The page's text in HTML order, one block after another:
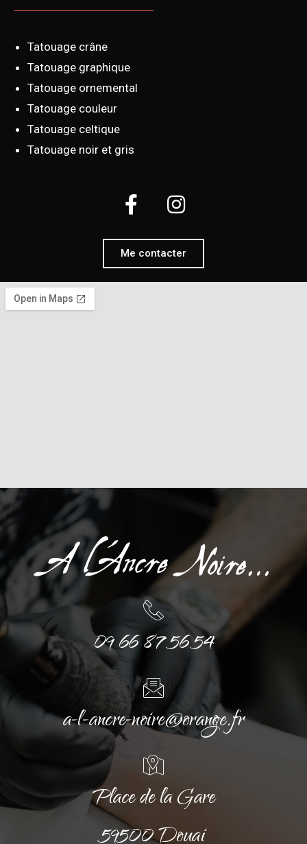
Tatouage crâne
Tatouage graphique
Tatouage ornemental
Tatouage couleur
Tatouage celtique
Tatouage noir et gris
Me contacter
09 66 87 56 54
a-l-ancre-noire@orange.fr
Place de la Gare